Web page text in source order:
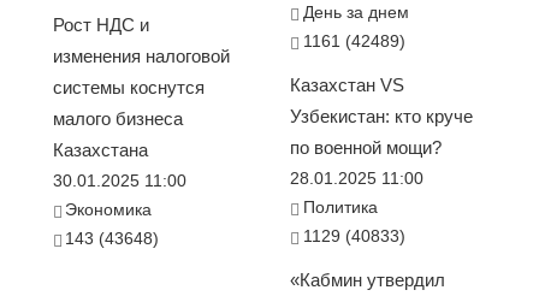
Рост НДС и
изменения налоговой
системы коснутся
малого бизнеса
Казахстана
30.01.2025 11:00
Экономика
143 (43648)
День за днем
1161 (42489)
Казахстан VS
Узбекистан: кто круче
по военной мощи?
28.01.2025 11:00
Политика
1129 (40833)
«Кабмин утвердил